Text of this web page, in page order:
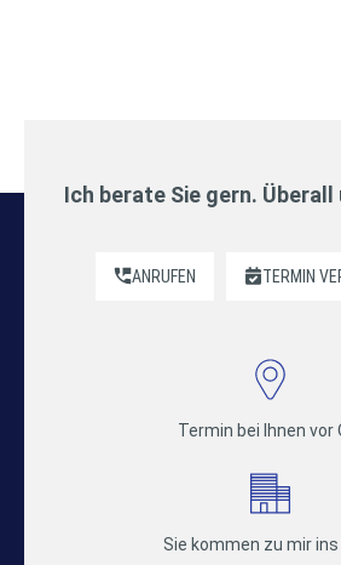
Ich berate Sie gern.
ANRUFEN TERMIN
Termin bei Ihnen vor
Sie kommen zu mir ins